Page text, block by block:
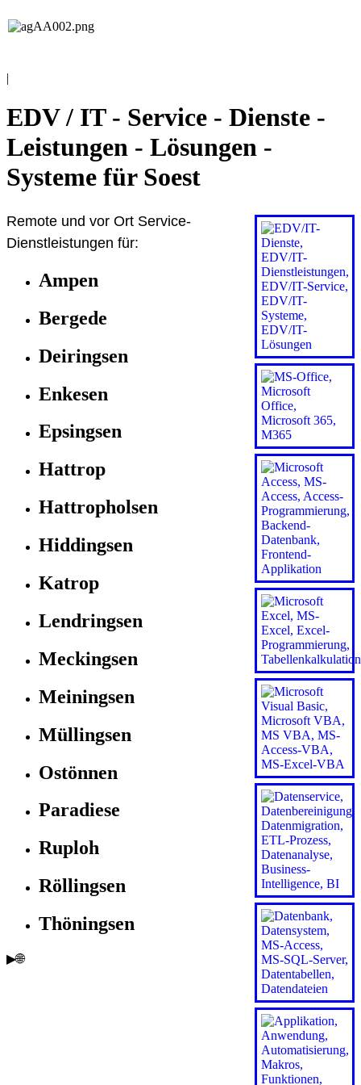
|
EDV / IT - Service - Dienste -
Leistungen - Lösungen -
Systeme für Soest
Remote und vor Ort Service-
Dienstleistungen für:
Ampen
Bergede
Deiringsen
Enkesen
Epsingsen
Hattrop
Hattropholsen
Hiddingsen
Katrop
Lendringsen
Meckingsen
Meiningsen
Müllingsen
Ostönnen
Paradiese
Ruploh
Röllingsen
Thöningsen
▶🌐